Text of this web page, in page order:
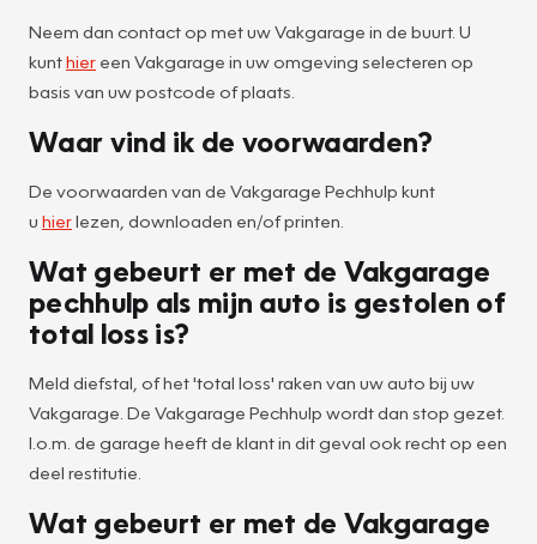
Neem dan contact op met uw Vakgarage in de buurt. U
kunthier een Vakgarage in uw omgeving selecteren op
basis van uw postcode of plaats.
Waar vind ik de voorwaarden?
De voorwaarden van de Vakgarage Pechhulp kunt
u hierlezen, downloaden en/of printen.
Wat gebeurt er met de Vakgarage
pechhulp als mijn auto is gestolen of
total loss is?
Meld diefstal, of het 'total loss' raken van uw auto bij uw
Vakgarage. De Vakgarage Pechhulp wordt dan stop gezet.
I.o.m. de garage heeft de klant in dit geval ook recht op een
deel restitutie.
Wat gebeurt er met de Vakgarage